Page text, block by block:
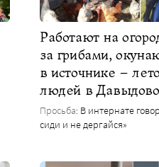
Работают на
за грибами,
в источнике –
людей в Давыдово
Просьба: В интернате
сиди и не дергайся»